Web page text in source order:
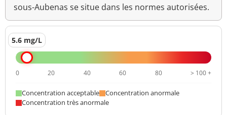
sous-Aubenas se situe dans les normes autorisées.
5.6 mg/L
0 20 40 60 80 > 100 +
Concentration acceptable
Concentration anormale
Concentration très anormale